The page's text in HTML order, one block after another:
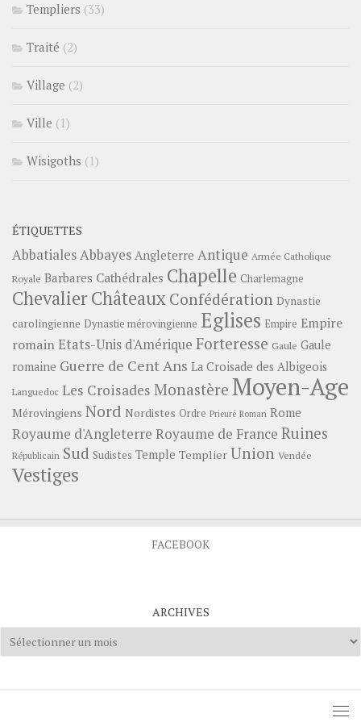
Templiers (33)
Traité (2)
Village (2)
Ville (1)
Wisigoths (1)
ÉTIQUETTES
AbbatialesAbbayes Angleterre Antique Armée Catholique
Royale Barbares Cathédrales Chapelle Charlemagne
ChevalierChâteauxConfédération Dynastie
carolingienne Dynastie mérovingienne Eglises Empire Empire
romainEtats-Unis d'Amérique Forteresse Gaule Gaule
romaine Guerre de Cent Ans La Croisade des Albigeois
Languedoc Les Croisades Monastère Moyen-Age
Mérovingiens Nord Nordistes Ordre Prieuré Roman Rome
Royaume d'Angleterre Royaume de France Ruines
Républicain Sud Sudistes Temple Templier Union Vendée
Vestiges
FACEBOOK
ARCHIVES
Archives